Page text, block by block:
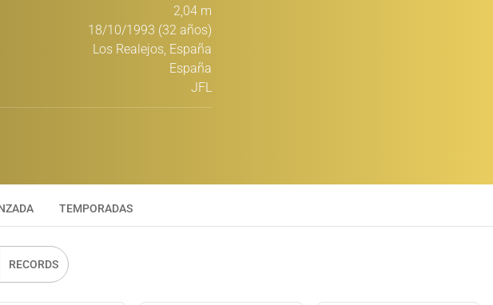
2,04 m
18/10/1993 (32 años)
Los Realejos, España
España
JFL
TEMPORADAS
RECORDS